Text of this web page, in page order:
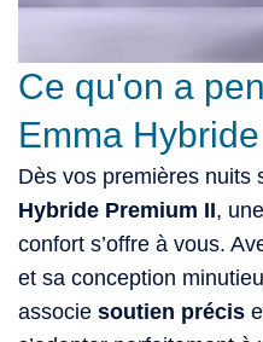
Ce qu'on a
Emma
Dès vos premières nuits
Hybride Premium II,
confort s’offre à vous.
et sa conception
associe soutien précis